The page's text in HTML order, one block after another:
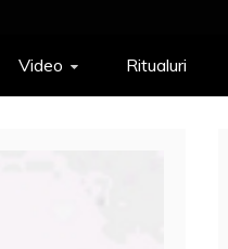
Video Ritualuri